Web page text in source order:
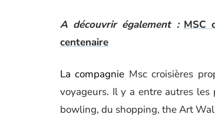
A découvrir également : MSC
centenaire
La compagnie Msc croisières
voyageurs. Il y a entre autres les
bowling, du shopping, the Art